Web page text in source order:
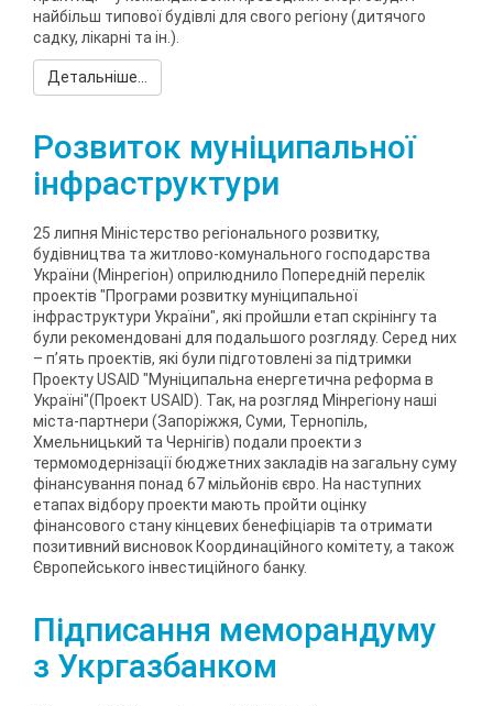
найбільш типової будівлі для свого регіону (дитячого
садку, лікарні та ін.).
Детальніше...
Розвиток муніципальної
інфраструктури
25 липня Міністерство регіонального розвитку,
будівництва та житлово-комунального господарства
України (Мінрегіон) оприлюднило Попередній перелік
проектів "Програми розвитку муніципальної
інфраструктури України", які пройшли етап скрінінгу та
були рекомендовані для подальшого розгляду. Серед них
– п’ять проектів, які були підготовлені за підтримки
Проекту USAID "Муніципальна енергетична реформа в
Україні"(Проект USAID). Так, на розгляд Мінрегіону наші
міста-партнери (Запоріжжя, Суми, Тернопіль,
Хмельницький та Чернігів) подали проекти з
термомодернізації бюджетних закладів на загальну суму
фінансування понад 67 мільйонів євро. На наступних
етапах відбору проекти мають пройти оцінку
фінансового стану кінцевих бенефіціарів та отримати
позитивний висновок Координаційного комітету, а також
Європейського інвестиційного банку.
Підписання меморандуму
з Укргазбанком